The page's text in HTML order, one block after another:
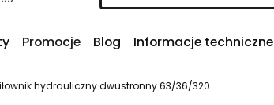
Promocje Blog Informacje techniczne
hydrauliczny dwustronny 63/36/320